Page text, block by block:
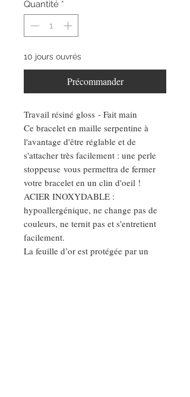
Quantité *
10 jours ouvrés
Précommander
Travail résiné gloss - Fait main
Ce bracelet en maille serpentine à
l'avantage d'être réglable et de
s'attacher très facilement : une perle
stoppeuse vous permettra de fermer
votre bracelet en un clin d'oeil !
ACIER INOXYDABLE :
hypoallergénique, ne change pas de
couleurs, ne ternit pas et s'entretient
facilement.
La feuille d’or est protégée par un